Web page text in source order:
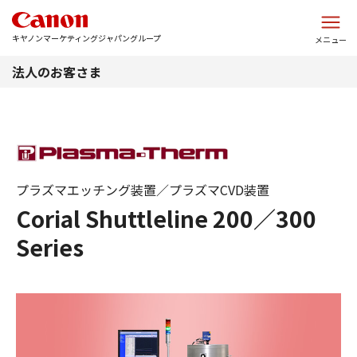
キヤノンマーケティングジャパングループ メニュー
法人のお客さま
Corial Shuttleline 200／300
Series
プラズマエッチング装置／プラズマCVD装置